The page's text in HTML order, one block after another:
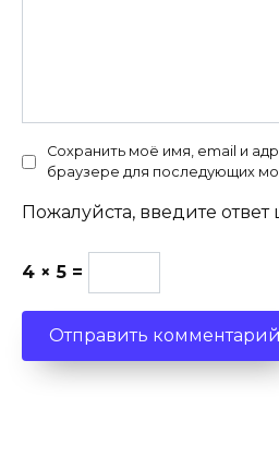
Сохранить моё имя, email и
браузере для последующих
Пожалуйста, введите
4 × 5 =